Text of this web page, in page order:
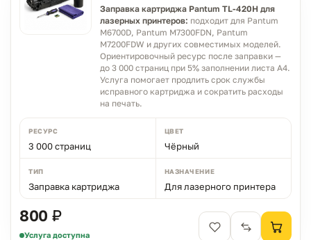
Заправка картриджа Pantum TL-420H для
лазерных принтеров: подходит для Pantum
M6700D, Pantum M7300FDN, Pantum
M7200FDW и других совместимых моделей.
Ориентировочный ресурс после заправки —
до 3 000 страниц при 5% заполнении листа A4.
Услуга помогает продлить срок службы
исправного картриджа и сократить расходы
на печать.
РЕСУРС
3 000 страниц
ЦВЕТ
Чёрный
ТИП
Заправка картриджа
НАЗНАЧЕНИЕ
Для лазерного принтера
800 ₽
Услуга доступна